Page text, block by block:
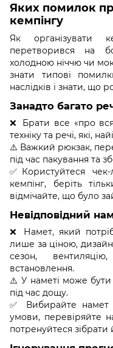
Яких помилок
кемпінгу
Як організувати
перетворився на
холодною ніччю чи
знати типові
наслідків і знати, що
Занадто багато
❌ Брати все «про
техніку та речі, які,
⚠️ Важкий рюкзак,
під час пакування та
✅Користуйтеся
кемпінг, беріть
відмічайте, що було
Невідповідний
❌ Намет, який
лише за ціною,
сезон,
встановлення.
⚠️ У наметі може бути
під час дощу.
✅ Вибирайте намет
умови, перевіряйте
потренуйтеся зібрати